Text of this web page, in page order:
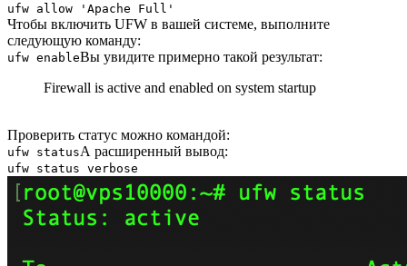
ufw allow 'Apache Full'
Чтобы включить UFW в вашей системе, выполните
следующую команду:
ufw enableВы увидите примерно такой результат:
Firewall is active and enabled on system startup
Проверить статус можно командой:
ufw statusА расширенный вывод:
ufw status verbose